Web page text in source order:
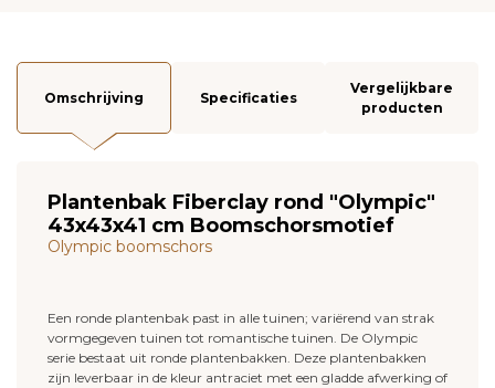
Omschrijving Specificaties
Vergelijkbare
producten
Plantenbak Fiberclay rond "Olympic"
43x43x41 cm Boomschorsmotief
Olympic boomschors
Een ronde plantenbak past in alle tuinen; variërend van strak
vormgegeven tuinen tot romantische tuinen. De Olympic
serie bestaat uit ronde plantenbakken. Deze plantenbakken
zijn leverbaar in de kleur antraciet met een gladde afwerking of